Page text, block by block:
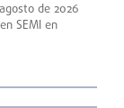
de 2026
SEMI en